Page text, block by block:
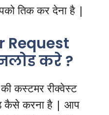
तिक कर देना है |
Request
करे ?
कस्टमर रीक्वेस्ट
कैसे करना है | आप